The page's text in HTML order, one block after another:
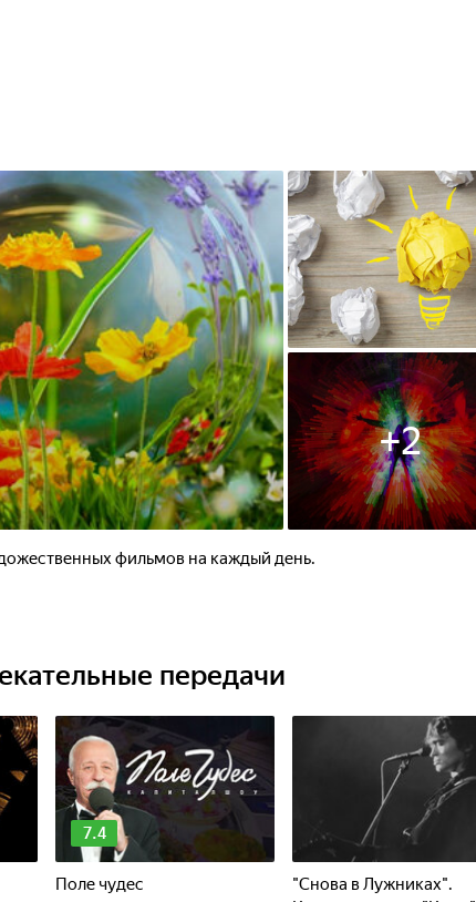
+2
фильмов на каждый день.
передачи
7.4
Поле чудес
"Снова в Лужниках".